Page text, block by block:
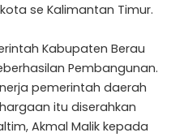
se Kalimantan Timur.
Kabupaten Berau
Pembangunan.
pemerintah daerah
itu diserahkan
Akmal Malik kepada